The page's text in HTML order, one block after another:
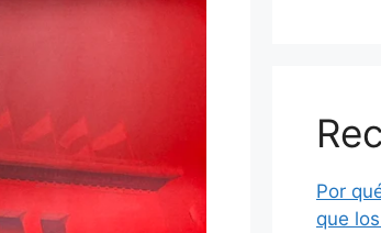
Por
que